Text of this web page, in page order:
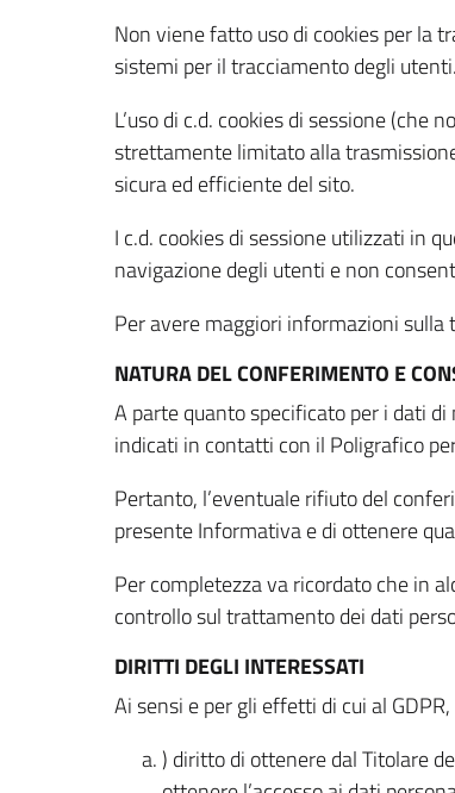
Non viene fatto uso di cookies per la
sistemi per il tracciamento degli utenti.
L’uso di c.d. cookies di sessione
strettamente limitato alla
sicura ed efficiente del sito.
I c.d. cookies di sessione utilizzati in
navigazione degli utenti e non
Per avere maggiori informazioni
NATURA DEL CONFERIMENTO E
A parte quanto specificato per i dati
indicati in contatti con il Poligrafico
Pertanto, l’eventuale rifiuto del
presente Informativa e di ottenere
Per completezza va ricordato che in
controllo sul trattamento dei dati
DIRITTI DEGLI INTERESSATI
Ai sensi e per gli effetti di cui al
) diritto di ottenere dal Titolare